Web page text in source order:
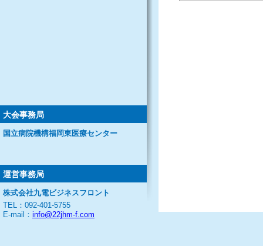
大会事務局
国立病院機構福岡東医療センター
運営事務局
株式会社九電ビジネスフロント
TEL：092-401-5755
E-mail： info@22jhm-f.com